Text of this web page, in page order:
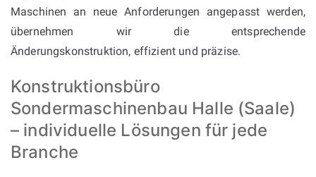
Maschinen an neue Anforderungen angepasst werden,
übernehmen wir die entsprechende
Änderungskonstruktion, effizient und präzise.
Konstruktionsbüro
Sondermaschinenbau Halle (Saale)
– individuelle Lösungen für jede
Branche